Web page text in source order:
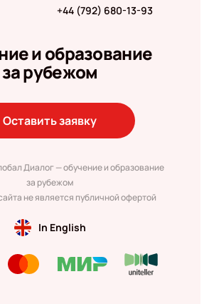
+44 (792) 680-13-93
и образование
за рубежом
Оставить заявку
Диалог — обучение и образование
за рубежом
не является публичной офертой
In English